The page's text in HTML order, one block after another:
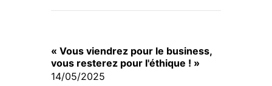
« Vous viendrez pour le business,
vous resterez pour l'éthique ! »
14/05/2025